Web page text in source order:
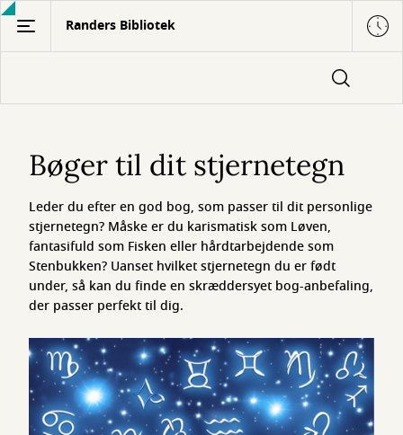
Gå
hovedindhold
Randers Bibliotek
stjernetegn
Bøger til dit stjernetegn
Leder du efter en god bog, som passer til dit personlige
stjernetegn? Måske er du karismatisk som Løven,
fantasifuld som Fisken eller hårdtarbejdende som
Stenbukken? Uanset hvilket stjernetegn du er født
under, så kan du finde en skræddersyet bog-anbefaling,
der passer perfekt til dig.